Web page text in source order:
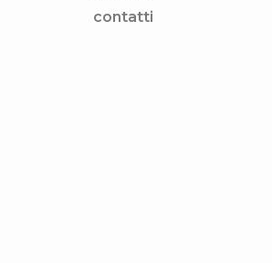
contatti